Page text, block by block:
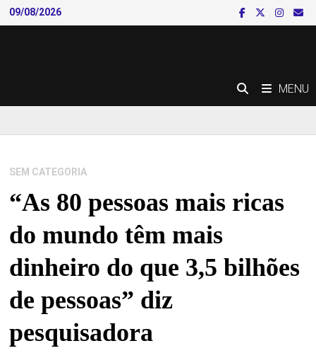
Skip
to
09/08/2026
MENU
SEM CATEGORIA
“As 80 pessoas mais ricas
do mundo têm mais
dinheiro do que 3,5 bilhões
de pessoas” diz
pesquisadora